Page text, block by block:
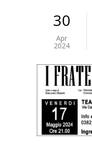
30
Apr
2024